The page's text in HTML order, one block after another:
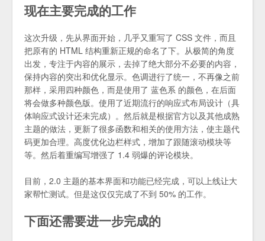
现在主要完成的工作
这次升级，先从界面开始，几乎又重写了 CSS 文件，而且
把原有的 HTML 结构重新正规的命名了下。从极简的角度
出发，专注于内容的展示，去掉了绝大部分不必要的内容，
保持内容的突出和优化显示。色调进行了统一，不再像之前
那样，采用四种颜色，而是使用了 蓝色系 的颜色，在后面
将会做多种颜色版。使用了近期流行的响应式布局设计（具
体响应式设计还未完成）。然后就是根据官方以及其他成熟
主题的做法，更新了很多函数和相关的使用方法，使主题代
码更加合理。高度优化边栏样式，增加了跟随滚动模块等
等。然后着重编写增强了 1.4 弱爆的评论模块。
目前，2.0 主题的基本界面和功能已经完成，可以上线让大
家帮忙测试。但是这仅仅完成了不到 50% 的工作。
下面还需要进一步完成的